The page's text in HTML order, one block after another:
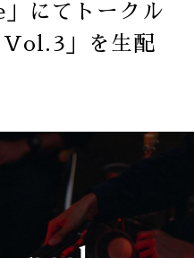
にてトークル
Vol.3」を生配